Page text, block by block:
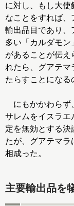
に対し、もし大使
なことをすれば、
輸出品目であり、
多い「カルダモン
があることが伝え
れたら、グアテマ
たらすことになる
にもかかわらず
サレムをイスラエ
定を無効とする決
たが、グアテマラ
相成った。
主要輸出品を